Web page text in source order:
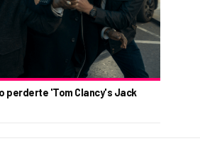
perderte 'Tom Clancy's Jack